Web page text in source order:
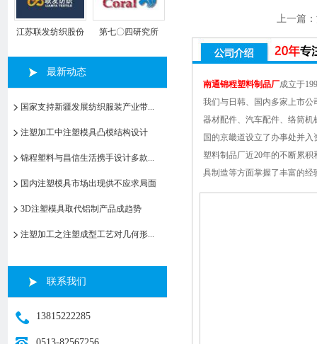
江苏联发纺织股份
第七〇四研究所
最新动态
国家支持新疆发展纺织服装产业带...
注塑加工中注塑模具凸模结构设计
锦程塑料与昌信生活携手设计多款...
国内注塑模具市场出现供不应求局面
3D注塑模具取代铝制产品成趋势
注塑加工之注塑成型工艺对几何形...
联系我们
13815222285
上一篇：
南通锦程塑料制品厂成立于
我们与日韩、国内多家上市
器材配件、汽车配件、络筒
国的京畿道设立了办事处并
塑料制品厂近20年的不断累
具制造等方面掌握了丰富的经